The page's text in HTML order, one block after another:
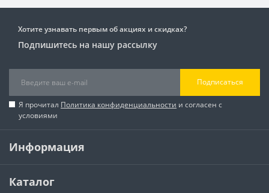
Хотите узнавать первым об акциях и скидках?
Подпишитесь на нашу рассылку
Подписаться
Я прочитал Политика конфиденциальности и согласен с
условиями
Информация
Каталог